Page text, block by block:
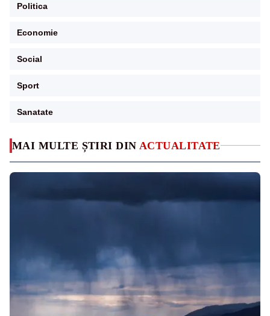
MAI MULTE ȘTIRI DIN ACTUALITATE
Politica
Economie
Social
Sport
Sanatate